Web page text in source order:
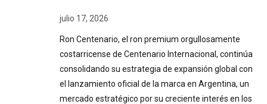
julio 17, 2026
Ron Centenario, el ron premium orgullosamente
costarricense de Centenario Internacional, continúa
consolidando su estrategia de expansión global con
el lanzamiento oficial de la marca en Argentina, un
mercado estratégico por su creciente interés en los